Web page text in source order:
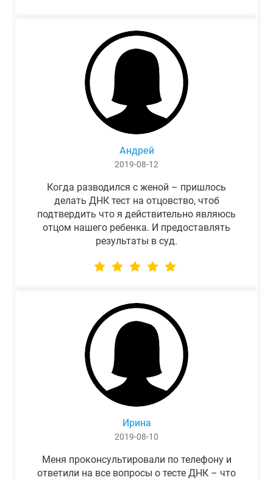
Андрей
2019-08-12
Когда разводился с женой – пришлось
делать ДНК тест на отцовство, чтоб
подтвердить что я действительно являюсь
отцом нашего ребенка. И предоставлять
результаты в суд.
Ирина
2019-08-10
Меня проконсультировали по телефону и
ответили на все вопросы о тесте ДНК – что